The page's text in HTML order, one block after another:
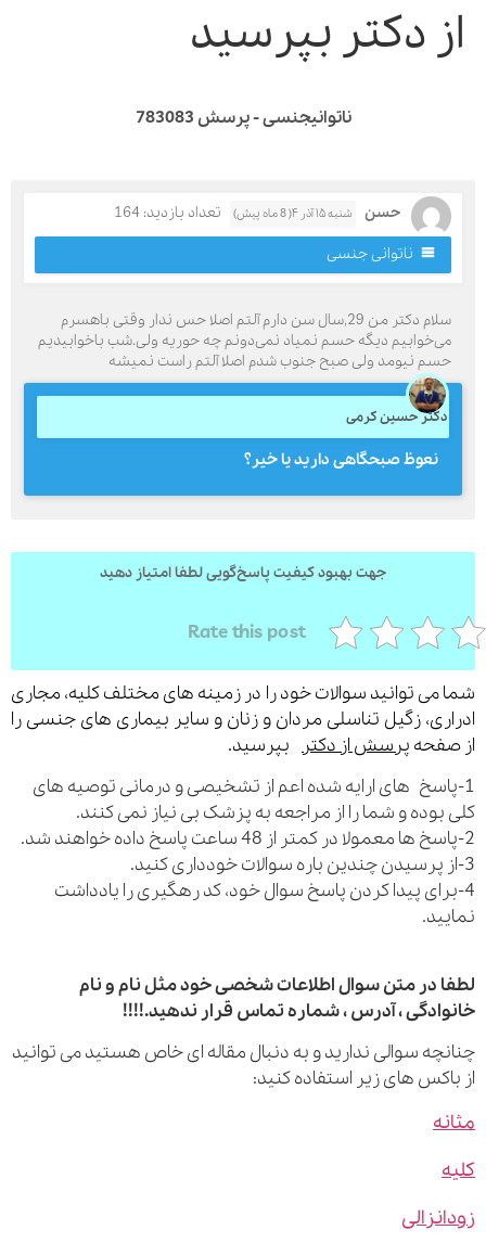
دکتر بپرسید
ناتوانیجنسی - پرسش 783083
حسن شنبه ۱۵ آذر ۴( 8 ماه پیش)
تعداد بازدید: 164
ناتوانی جنسی
سلام دکتر من 29,سال سن دارم آلتم اصلا حس ندار وقتی باهسرم
دیگه حسم نمیاد نمی‌دونم چه حوریه ولی.شب باخوابیدیم
نیومد ولی صبح جنوب شدم اصلا آلتم راست نمیشه
دکتر حسین کرمی
نعوظ صبحگاهی دارید یا خیر؟
جهت بهبود کیفیت پاسخ‌گویی لطفا امتیاز دهید
Rate this post
توانید سوالات خود را در زمینه های مختلف کلیه، مجاری
زگیل تناسلی مردان و زنان و سایر بیماری های جنسی را
پرسش از دکتربپرسید.
های ارایه شده اعم از تشخیصی و درمانی توصیه های
و شما را از مراجعه به پزشک بی نیاز نمی کنند.
پیدا کردن پاسخ سوال خود، کد رهگیری را یادداشت
در متن سوال اطلاعات شخصی خود مثل نام و نام
، آدرس ، شماره تماس قرار ندهید.!!!!
سوالی ندارید و به دنبال مقاله ای خاص هستید می توانید
های زیر استفاده کنید:
ارسال
قدرت گرفته از همیارسیستم